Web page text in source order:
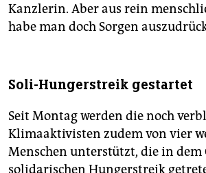
Kanzlerin. Aber aus rein
habe man doch Sorgen
Soli-Hungerstreik gestartet
Seit Montag werden die noch
Klimaaktivisten zudem von vier
Menschen unterstützt, die in dem
solidarischen Hungerstreik